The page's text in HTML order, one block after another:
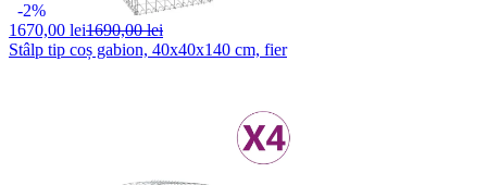
-2%
1670,00 lei1690,00 lei
Stâlp tip coș gabion, 40x40x140 cm, fier